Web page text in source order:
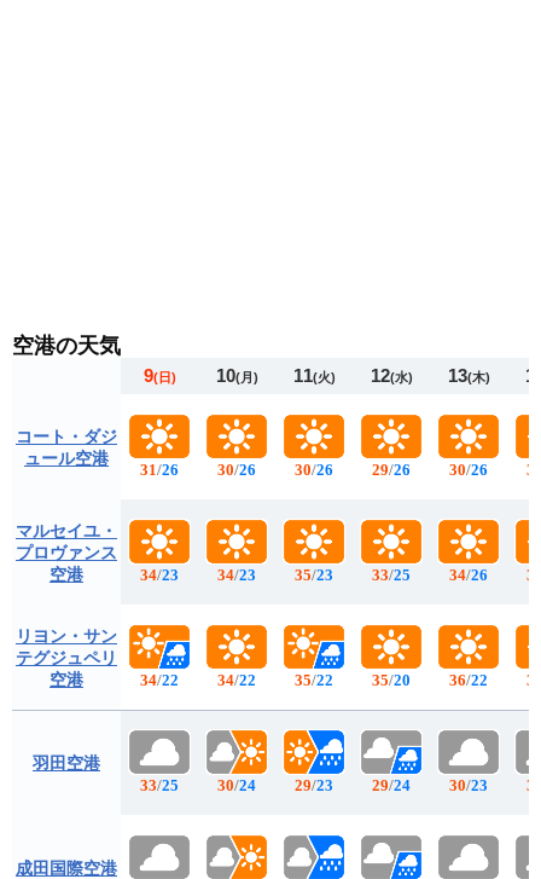
空港の天気
コート・ダジ
ュール空港
マルセイユ・
プロヴァンス
空港
リヨン・サン
テグジュペリ
空港
羽田空港
成田国際空港
9(日)
31/26
34/23
34/22
33/25
10(月)
30/26
34/23
34/22
30/24
11(火)
30/26
35/23
35/22
29/23
12(水)
29/26
33/25
35/20
29/24
13(木)
30/26
34/26
36/22
30/23